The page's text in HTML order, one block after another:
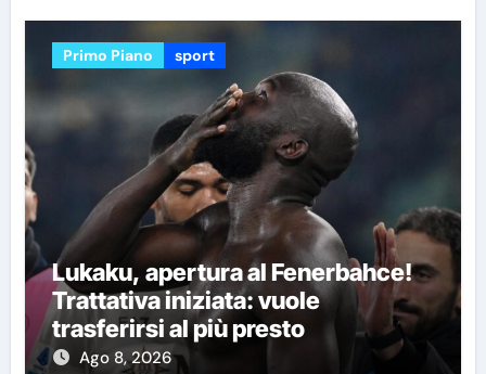
Primo Piano sport
Lukaku, apertura al Fenerbahce!
Trattativa iniziata: vuole
trasferirsi al più presto
Ago 8, 2026